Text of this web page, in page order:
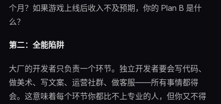
个月？如果游戏上线后收入不及预期，你的 Plan B 是什
么？
第二：全能陷阱
大厂的开发者只负责一个环节。独立开发者要会写代码、
做美术、写文案、运营社群、做客服——所有事情都得
会。这意味着每个环节你都比不上专业的人，但你又不得